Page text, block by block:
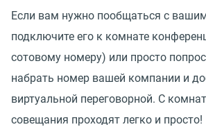
Если вам нужно пообщаться с
подключите его к комнате
сотовому номеру) или просто
набрать номер вашей компании и
виртуальной переговорной. С
совещания проходят легко и просто!